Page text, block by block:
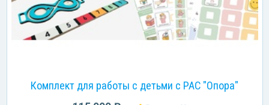
Комплект для работы с детьми с РАС "Опора"